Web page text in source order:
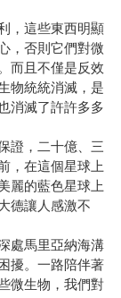
，這些東西明顯
，否則它們對微
而且不僅是反效
物統統消滅，是
消滅了許許多多
證，二十億、三
，在這個星球上
麗的藍色星球上
德讓人感激不
處馬里亞納海溝
擾。一路陪伴著
微生物，我們對